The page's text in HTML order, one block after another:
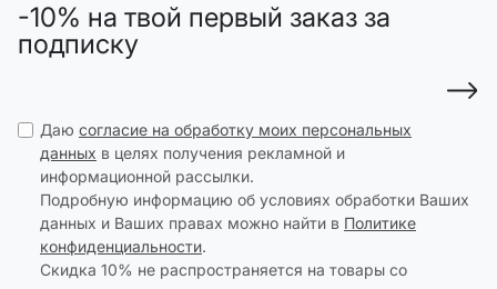
-10% на твой первый заказ за
подписку
Даю согласие на обработку моих персональных
данных в целях получения рекламной и
информационной рассылки.
Подробную информацию об условиях обработки Ваших
данных и Ваших правах можно найти в Политике
конфиденциальности.
Скидка 10% не распространяется на товары со